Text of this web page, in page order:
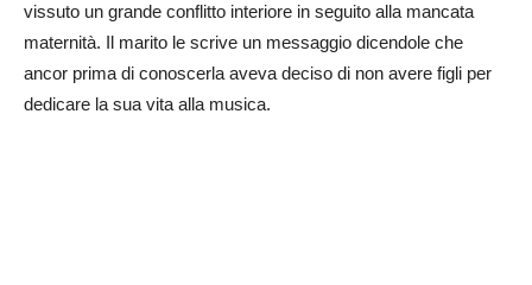
vissuto un grande conflitto interiore in seguito alla mancata
maternità. Il marito le scrive un messaggio dicendole che
ancor prima di conoscerla aveva deciso di non avere figli per
dedicare la sua vita alla musica.